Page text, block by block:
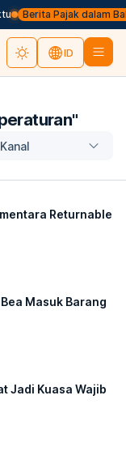
Berita Pajak dalam
ID
"
Returnable
Masuk Barang
Jadi Kuasa Wajib